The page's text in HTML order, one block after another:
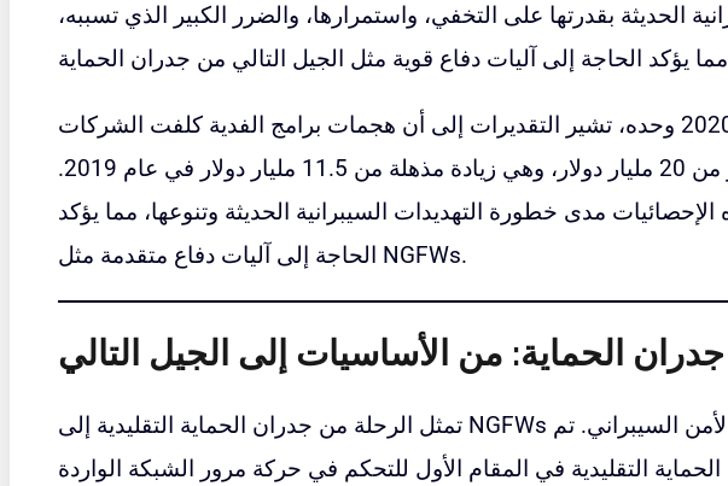
الحديثة بقدرتها على التخفي، واستمرارها، والضرر الكبير الذي تسببه،
بينما في عام 2020 وحده، تشير التقديرات إلى أن هجمات برامج الفدية كلفت الشركات
العالمية أكثر من 20 مليار دولار، وهي زيادة مذهلة من 11.5 مليار دولار في عام 2019.
مدى خطورة التهديدات السيبرانية الحديثة وتنوعها، مما يؤكد
الحاجة إلى آليات دفاع متقدمة مثل NGFWs.
الحماية: من الأساسيات إلى الجيل التالي
تمثل الرحلة من جدران الحماية التقليدية إلى NGFWs تطورًا كبيرًا في الأمن السيبراني. تم
التقليدية في المقام الأول للتحكم في حركة مرور الشبكة الواردة